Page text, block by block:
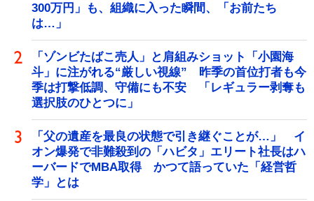
300万円」も、組織に入った瞬間、「お前たち
は…」
「ゾンビたばこ売人」と肩組みショット「小園海
斗」に注がれる“厳しい視線” 昨季の首位打者も今
季は打撃低調、守備にも不安 「レギュラー剥奪も
選択肢のひとつに」
「父の遺産を最良の状態で引き継ぐことが…」 イ
オン爆発で非難殺到の「ハビタ」エリート社長はハ
ーバードでMBA取得 かつて語っていた「経営哲
学」とは